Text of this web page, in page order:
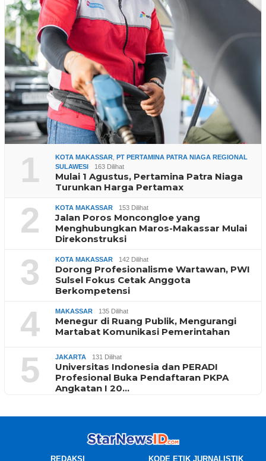
1 KOTA MAKASSAR PT PERTAMINA PATRA NIAGA REGIONAL
SULAWESI
163 Dilihat
Mulai 1 Agustus, Pertamina Patra Niaga
Turunkan Harga Pertamax
2 KOTA MAKASSAR 153 Dilihat
Jalan Poros Moncongloe yang
Menghubungkan Maros-Makassar Mulai
Direkonstruksi
3 KOTA MAKASSAR 142 Dilihat
Dorong Profesionalisme Wartawan, PWI
Sulsel Fokus Cetak Anggota
Berkompetensi
4 MAKASSAR 135 Dilihat
Menegur di Ruang Publik, Mengurangi
Martabat Komunikasi Pemerintahan
5 JAKARTA 131 Dilihat
Universitas Indonesia dan PERADI
Profesional Buka Pendaftaran PKPA
Angkatan I 20…
REDAKSI KODE ETIK JURNALISTIK